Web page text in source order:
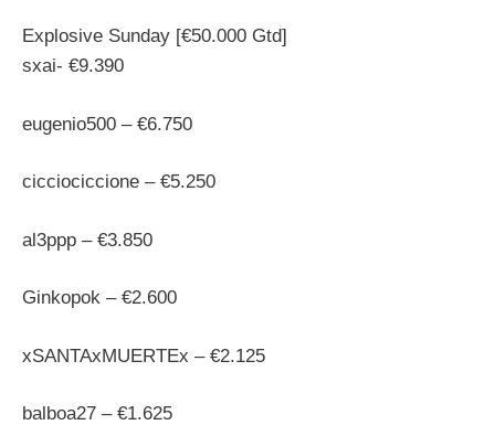
Explosive Sunday [€50.000 Gtd]
sxai- €9.390
eugenio500 – €6.750
cicciociccione – €5.250
al3ppp – €3.850
Ginkopok – €2.600
xSANTAxMUERTEx – €2.125
balboa27 – €1.625